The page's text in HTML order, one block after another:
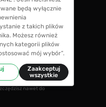
ZWROTU
zwrócimy 100%
także koszty
W SALONIE
cenami okularów w
nawet do
będą wyłącznie
z takich plików
Możesz również
kategorii plików
mój wybór”.
Zaakceptuj
wszystkie